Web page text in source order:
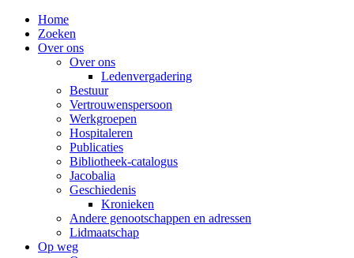
Home
Zoeken
Over ons
Over ons
Ledenvergadering
Bestuur
Vertrouwenspersoon
Werkgroepen
Hospitaleren
Publicaties
Bibliotheek-catalogus
Jacobalia
Geschiedenis
Kronieken
Andere genootschappen en adressen
Lidmaatschap
Op weg